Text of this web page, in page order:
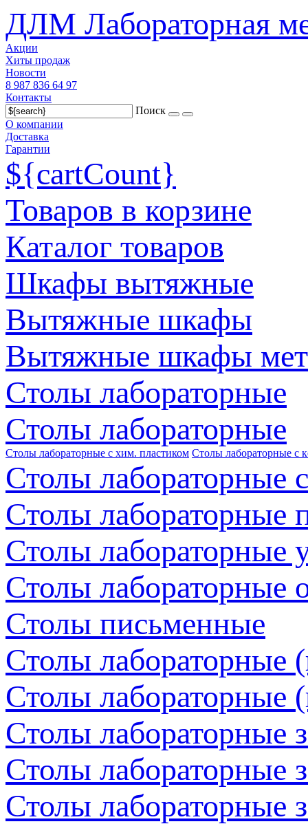
ДЛМ Лабораторная
Акции
Хиты продаж
Новости
8 987 836 64 97
Контакты
Поиск
О компании
Доставка
Гарантии
${cartCount}
Товаров в корзине
Каталог товаров
Шкафы вытяжные
Вытяжные шкафы
Вытяжные шкафы
Столы лабораторные
Столы лабораторные
Столы лабораторные с хим. пластиком Столы лабораторные с
Столы лабораторные
Столы лабораторные
Столы лабораторные
Столы лабораторные
Столы письменные
Столы лабораторные
Столы лабораторные
Столы лабораторные
Столы лабораторные
Столы лабораторные